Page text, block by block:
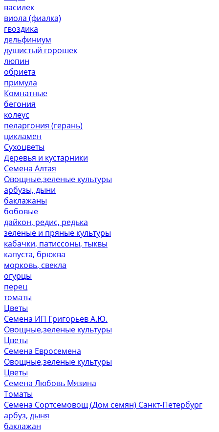
василек
виола (фиалка)
гвоздика
дельфиниум
душистый горошек
люпин
обриета
примула
Комнатные
бегония
колеус
пеларгония (герань)
цикламен
Сухоцветы
Деревья и кустарники
Семена Алтая
Овощные,зеленые культуры
арбузы, дыни
баклажаны
бобовые
дайкон, редис, редька
зеленые и пряные культуры
кабачки, патиссоны, тыквы
капуста, брюква
морковь, свекла
огурцы
перец
томаты
Цветы
Семена ИП Григорьев А.Ю.
Овощные,зеленые культуры
Цветы
Семена Евросемена
Овощные,зеленые культуры
Цветы
Семена Любовь Мязина
Томаты
Семена Сортсемовощ (Дом семян) Санкт-Петербург
арбуз, дыня
баклажан